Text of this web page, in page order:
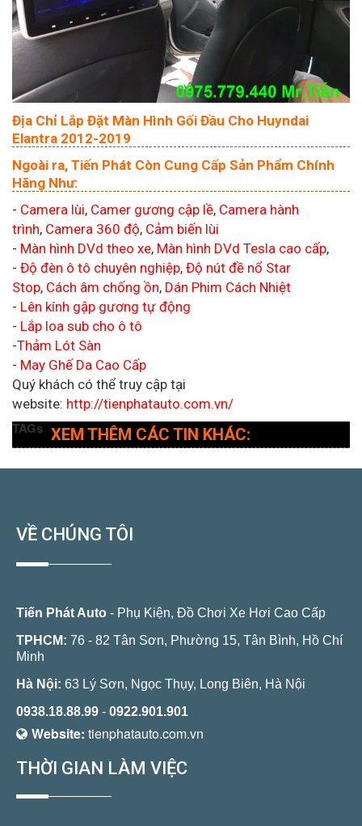
Địa Chỉ Lắp Đặt Màn Hình Gối Đầu Cho Huyndai
Elantra 2012-2019
Ngoài ra, Tiến Phát Còn Cung Cấp Sản Phẩm Chính
Hãng Như:
- Camera lùi, Camer gương cập lề, Camera hành
trình, Camera 360 độ, Cảm biến lùi
- Màn hình DVd theo xe, Màn hình DVd Tesla cao cấp,
- Độ đèn ô tô chuyên nghiệp, Độ nút đề nổ Star
Stop, Cách âm chống ồn, Dán Phim Cách Nhiệt
- Lên kính gập gương tự động
- Lắp loa sub cho ô tô
-Thảm Lót Sàn
- May Ghế Da Cao Cấp
Quý khách có thể truy cập tại
website: http://tienphatauto.com.vn/
TAGs XEM THÊM CÁC TIN KHÁC:
VỀ CHÚNG TÔI
Tiến Phát Auto - Phụ Kiện, Đồ Chơi Xe Hơi Cao Cấp
TPHCM: 76 - 82 Tân Sơn, Phường 15, Tân Bình, Hồ Chí
Minh
Hà Nội: 63 Lý Sơn, Ngọc Thụy, Long Biên, Hà Nội
0938.18.88.99 - 0922.901.901
Website: tienphatauto.com.vn
THỜI GIAN LÀM VIỆC